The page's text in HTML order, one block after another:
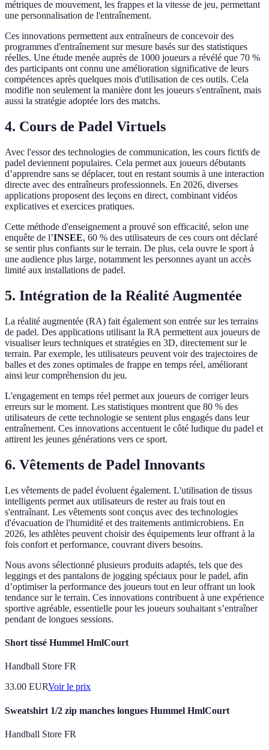
métriques de mouvement, les frappes et la vitesse de jeu, permettant
une personnalisation de l'entraînement.
Ces innovations permettent aux entraîneurs de concevoir des
programmes d'entraînement sur mesure basés sur des statistiques
réelles. Une étude menée auprès de 1000 joueurs a révélé que 70 %
des participants ont connu une amélioration significative de leurs
compétences après quelques mois d'utilisation de ces outils. Cela
modifie non seulement la manière dont les joueurs s'entraînent, mais
aussi la stratégie adoptée lors des matchs.
4. Cours de Padel Virtuels
Avec l'essor des technologies de communication, les cours fictifs de
padel deviennent populaires. Cela permet aux joueurs débutants
d’apprendre sans se déplacer, tout en restant soumis à une interaction
directe avec des entraîneurs professionnels. En 2026, diverses
applications proposent des leçons en direct, combinant vidéos
explicatives et exercices pratiques.
Cette méthode d'enseignement a prouvé son efficacité, selon une
enquête de l’INSEE, 60 % des utilisateurs de ces cours ont déclaré
se sentir plus confiants sur le terrain. De plus, cela ouvre le sport à
une audience plus large, notamment les personnes ayant un accès
limité aux installations de padel.
5. Intégration de la Réalité Augmentée
La réalité augmentée (RA) fait également son entrée sur les terrains
de padel. Des applications utilisant la RA permettent aux joueurs de
visualiser leurs techniques et stratégies en 3D, directement sur le
terrain. Par exemple, les utilisateurs peuvent voir des trajectoires de
balles et des zones optimales de frappe en temps réel, améliorant
ainsi leur compréhension du jeu.
L'engagement en temps réel permet aux joueurs de corriger leurs
erreurs sur le moment. Les statistiques montrent que 80 % des
utilisateurs de cette technologie se sentent plus engagés dans leur
entraînement. Ces innovations accentuent le côté ludique du padel et
attirent les jeunes générations vers ce sport.
6. Vêtements de Padel Innovants
Les vêtements de padel évoluent également. L'utilisation de tissus
intelligents permet aux utilisateurs de rester au frais tout en
s'entraînant. Les vêtements sont conçus avec des technologies
d'évacuation de l'humidité et des traitements antimicrobiens. En
2026, les athlètes peuvent choisir des équipements leur offrant à la
fois confort et performance, couvrant divers besoins.
Nous avons sélectionné plusieurs produits adaptés, tels que des
leggings et des pantalons de jogging spéciaux pour le padel, afin
d’optimiser la performance des joueurs tout en leur offrant un look
tendance sur le terrain. Ces innovations contribuent à une expérience
sportive agréable, essentielle pour les joueurs souhaitant s’entraîner
pendant de longues sessions.
Short tissé Hummel HmlCourt
Handball Store FR
33.00 EURVoir le prix
Sweatshirt 1/2 zip manches longues Hummel HmlCourt
Handball Store FR